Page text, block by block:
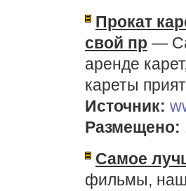
Прокат
свой пр —
аренде
кареты
Источник:
Размещено:
Самое
фильмы,